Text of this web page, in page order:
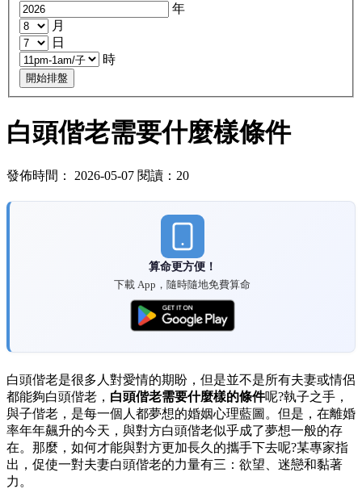
年
月
日
時
開始排盤
白頭偕老需要什麼樣條件
發佈時間： 2026-05-07 閱讀：20
算命更方便！
下載 App，隨時隨地免費算命
白頭偕老是很多人對愛情的期盼，但是並不是所有夫妻或情侶
都能夠白頭偕老， 白頭偕老需要什麼樣的條件呢?執子之手，
與子偕老，是每一個人都夢想的婚姻心理藍圖。但是，在離婚
率年年飆升的今天，與對方白頭偕老似乎成了夢想一般的存
在。那麼，如何才能與對方更加長久的攜手下去呢?某專家指
出，促使一對夫妻白頭偕老的力量有三：欲望、迷戀和黏著
力。